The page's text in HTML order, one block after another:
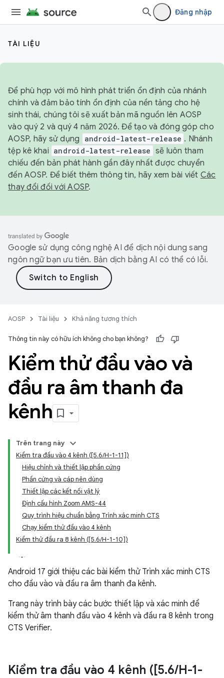
Đăng nhập
TÀI LIỆU
Để phù hợp với mô hình phát triển ổn định của nhánh
chính và đảm bảo tính ổn định của nền tảng cho hệ
sinh thái, chúng tôi sẽ xuất bản mã nguồn lên AOSP
vào quý 2 và quý 4 năm 2026. Để tạo và đóng góp cho
AOSP, hãy sử dụng
android-latest-release . Nhánh
tệp kê khai android-latest-release sẽ luôn tham
chiếu đến bản phát hành gần đây nhất được chuyển
đến AOSP. Để biết thêm thông tin, hãy xem bài viết Các
thay đổi đối với AOSP.
Google sử dụng công nghệ AI để dịch nội dung sang
ngôn ngữ bạn ưu tiên. Bản dịch bằng AI có thể có lỗi.
AOSP Tài liệu Khả năng tương thích
Thông tin này có hữu ích không cho bạn không?
Kiểm thử đầu vào và
đầu ra âm thanh đa
kênh
Trên trang này
Kiểm tra đầu vào 4 kênh ([5.6/H-1-11])
Hiệu chỉnh và thiết lập phần cứng
Phần cứng và cáp nên dùng
Thiết lập các kết nối vật lý
Định cấu hình Zoom AMS-44
Quy trình hiệu chuẩn bằng Trình xác minh CTS
Chạy kiểm thử đầu vào 4 kênh
Kiểm thử đầu ra 8 kênh ([5.6/H-1-10])
Android 17 giới thiệu các bài kiểm thử Trình xác minh CTS
cho đầu vào và đầu ra âm thanh đa kênh.
Trang này trình bày các bước thiết lập và xác minh để
kiểm thử âm thanh đầu vào 4 kênh và đầu ra 8 kênh trong
CTS Verifier.
Kiểm tra đầu vào 4 kênh ([5.6/H-1-